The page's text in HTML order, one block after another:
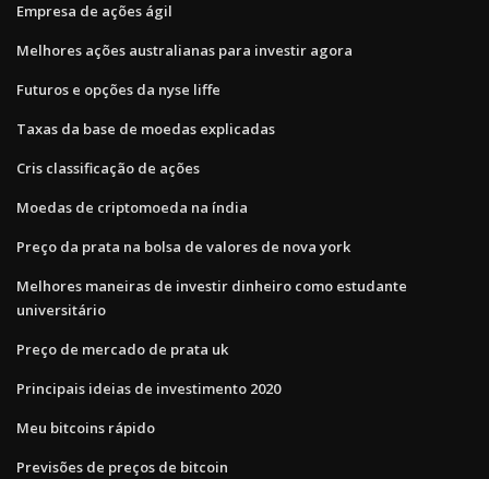
Empresa de ações ágil
Melhores ações australianas para investir agora
Futuros e opções da nyse liffe
Taxas da base de moedas explicadas
Cris classificação de ações
Moedas de criptomoeda na índia
Preço da prata na bolsa de valores de nova york
Melhores maneiras de investir dinheiro como estudante
universitário
Preço de mercado de prata uk
Principais ideias de investimento 2020
Meu bitcoins rápido
Previsões de preços de bitcoin